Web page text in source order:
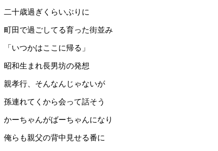
二十歳過ぎくらいぶりに
町田で過ごしてる育った街並み
「いつかはここに帰る」
昭和生まれ長男坊の発想
親孝行、そんなんじゃないが
孫連れてくから会って話そう
かーちゃんがばーちゃんになり
俺らも親父の背中見せる番に